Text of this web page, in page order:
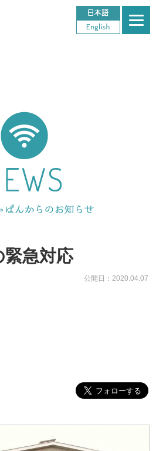
急対応
公開日：2020.04.07